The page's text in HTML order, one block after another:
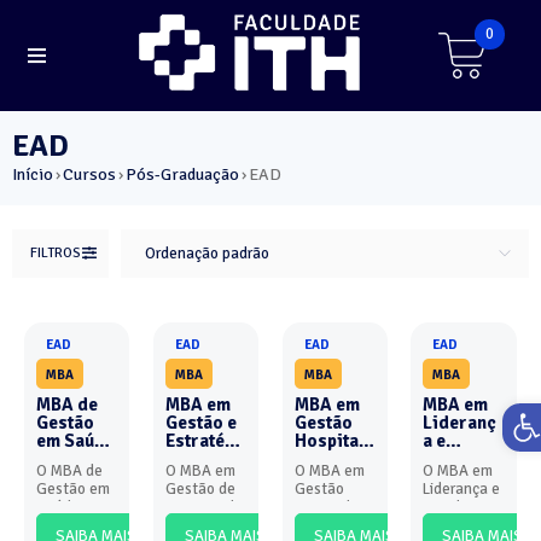
0
EAD
Início›Cursos›Pós-Graduação›EAD
FILTROS Ordenação padrão
MBA
EAD
MBA de
Gestão
em Saúde
Pública –
EAD
O MBA de
Gestão em
Saúde
SAIBA MAIS
MBA
EAD
MBA em
Gestão e
Estratégi
Inovação
em
Serviços
de Saúde
O MBA em
Gestão de
Serviços de
SAIBA MAIS
MBA
EAD
MBA em
Gestão
Hospitala
O MBA em
Gestão
Hospitalar
SAIBA MAIS
MBA
EAD
MBA em
Lideranç
a e
- EAD
O MBA em
Liderança e
Coaching
SAIBA MAIS